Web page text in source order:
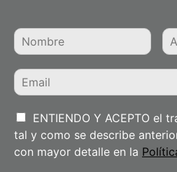
ENTIENDO Y ACEPTO el
tal y como se describe
con mayor detalle en la